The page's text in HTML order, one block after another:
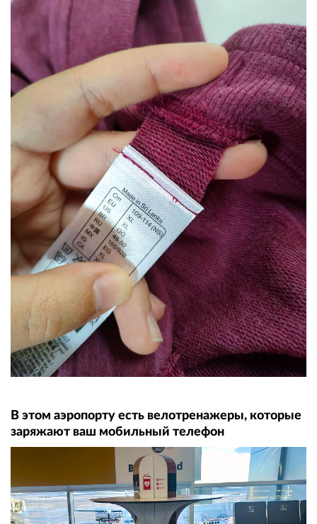
В этом аэропорту есть велотренажеры, которые
заряжают ваш мобильный телефон